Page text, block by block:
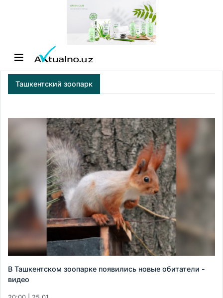
Ташкентский зоопарк
В Ташкентском зоопарке появились новые обитатели -
видео